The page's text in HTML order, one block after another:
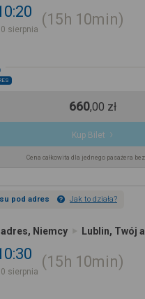
sierpnia
15h 10min
660,00 zł
Kup Bilet
Cena całkowita dla jednego pasażera
pod adres Jak to działa?
Niemcy Lublin, Twój
sierpnia
15h 10min